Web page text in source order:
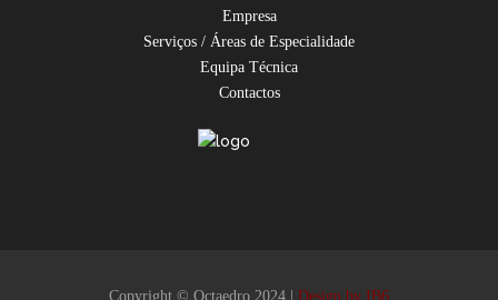
Empresa
Serviços / Áreas de Especialidade
Equipa Técnica
Contactos
Copyright © Octaedro 2024 | Design by IB6